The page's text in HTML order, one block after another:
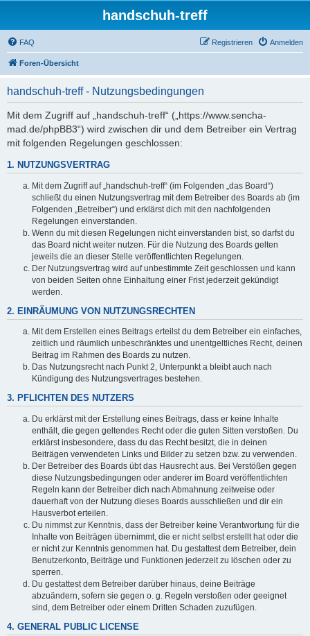
handschuh-treff
FAQ Anmelden
Registrieren
Foren-Übersicht
handschuh-treff - Nutzungsbedingungen
Mit dem Zugriff auf „handschuh-treff“ („https://www.sencha-
mad.de/phpBB3“) wird zwischen dir und dem Betreiber ein Vertrag
mit folgenden Regelungen geschlossen:
1. NUTZUNGSVERTRAG
Mit dem Zugriff auf „handschuh-treff“ (im Folgenden „das Board“)
schließt du einen Nutzungsvertrag mit dem Betreiber des Boards ab (im
Folgenden „Betreiber“) und erklärst dich mit den nachfolgenden
Regelungen einverstanden.
Wenn du mit diesen Regelungen nicht einverstanden bist, so darfst du
das Board nicht weiter nutzen. Für die Nutzung des Boards gelten
jeweils die an dieser Stelle veröffentlichten Regelungen.
Der Nutzungsvertrag wird auf unbestimmte Zeit geschlossen und kann
von beiden Seiten ohne Einhaltung einer Frist jederzeit gekündigt
werden.
2. EINRÄUMUNG VON NUTZUNGSRECHTEN
Mit dem Erstellen eines Beitrags erteilst du dem Betreiber ein einfaches,
zeitlich und räumlich unbeschränktes und unentgeltliches Recht, deinen
Beitrag im Rahmen des Boards zu nutzen.
Das Nutzungsrecht nach Punkt 2, Unterpunkt a bleibt auch nach
Kündigung des Nutzungsvertrages bestehen.
3. PFLICHTEN DES NUTZERS
Du erklärst mit der Erstellung eines Beitrags, dass er keine Inhalte
enthält, die gegen geltendes Recht oder die guten Sitten verstoßen. Du
erklärst insbesondere, dass du das Recht besitzt, die in deinen
Beiträgen verwendeten Links und Bilder zu setzen bzw. zu verwenden.
Der Betreiber des Boards übt das Hausrecht aus. Bei Verstößen gegen
diese Nutzungsbedingungen oder anderer im Board veröffentlichten
Regeln kann der Betreiber dich nach Abmahnung zeitweise oder
dauerhaft von der Nutzung dieses Boards ausschließen und dir ein
Hausverbot erteilen.
Du nimmst zur Kenntnis, dass der Betreiber keine Verantwortung für die
Inhalte von Beiträgen übernimmt, die er nicht selbst erstellt hat oder die
er nicht zur Kenntnis genommen hat. Du gestattest dem Betreiber, dein
Benutzerkonto, Beiträge und Funktionen jederzeit zu löschen oder zu
sperren.
Du gestattest dem Betreiber darüber hinaus, deine Beiträge
abzuändern, sofern sie gegen o. g. Regeln verstoßen oder geeignet
sind, dem Betreiber oder einem Dritten Schaden zuzufügen.
4. GENERAL PUBLIC LICENSE